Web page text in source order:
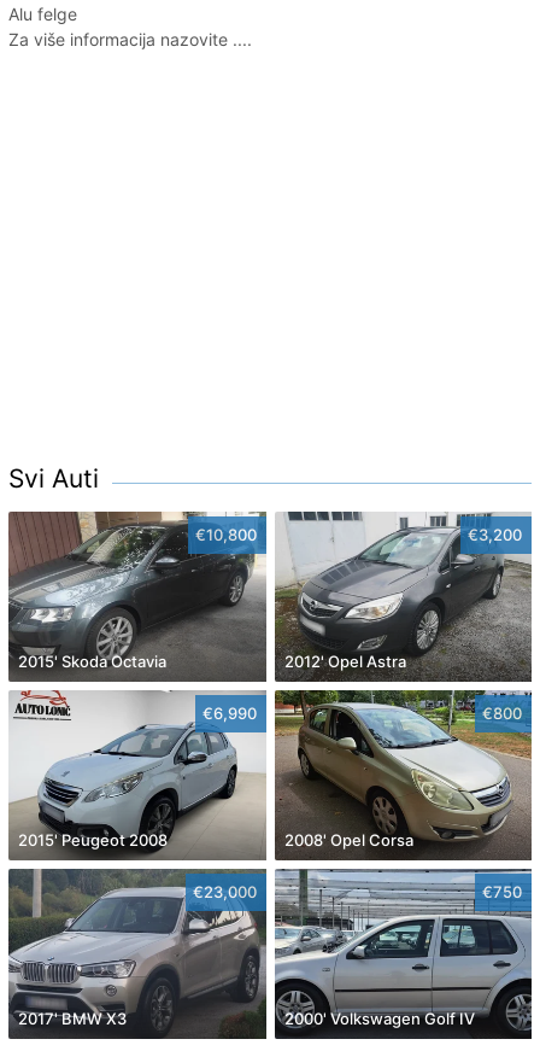
Alu felge
Za više informacija nazovite ....
Svi Auti
€10,800
2015' Skoda Octavia
€3,200
2012' Opel Astra
€6,990
2015' Peugeot 2008
€800
2008' Opel Corsa
€23,000
2017' BMW X3
€750
2000' Volkswagen Golf IV